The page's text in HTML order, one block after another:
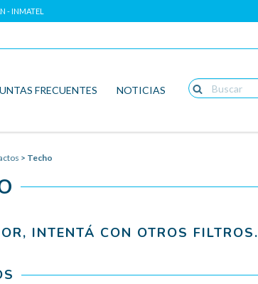
- INMATEL
FRECUENTES NOTICIAS
> Techo
INTENTÁ CON OTROS FILTROS.